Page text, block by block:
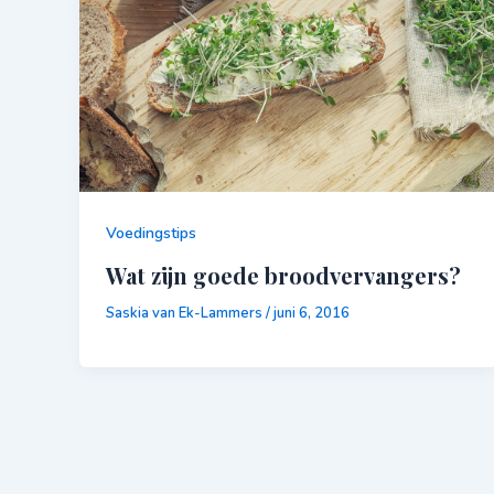
Voedingstips
Wat zijn goede broodvervangers?
Saskia van Ek-Lammers /juni 6, 2016